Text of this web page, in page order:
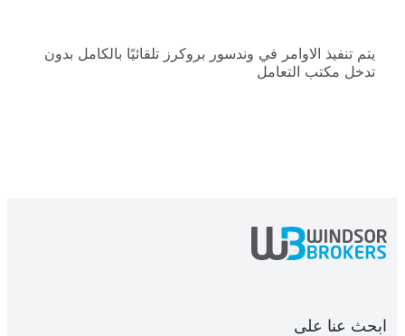
يتم تنفيذ الاوامر في وندسور بروكرز تلقائيًا بالكامل بدون
تدخل مكتب التعامل
ابحث عنا على